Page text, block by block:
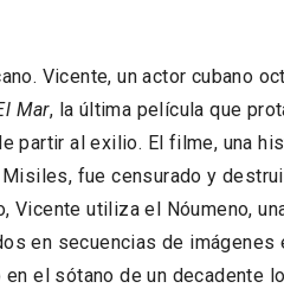
Vicente, un actor cubano
Mar, la última película que
partir al exilio. El filme, una
fue censurado y
Vicente utiliza el Nóumeno,
en secuencias de
el sótano de un decadente